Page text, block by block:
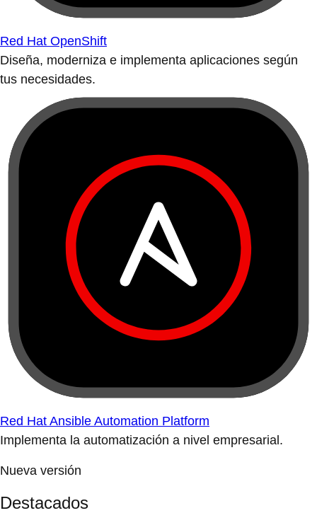
Red Hat OpenShift
Diseña, moderniza e implementa aplicaciones según
tus necesidades.
Red Hat Ansible Automation Platform
Implementa la automatización a nivel empresarial.
Nueva versión
Destacados